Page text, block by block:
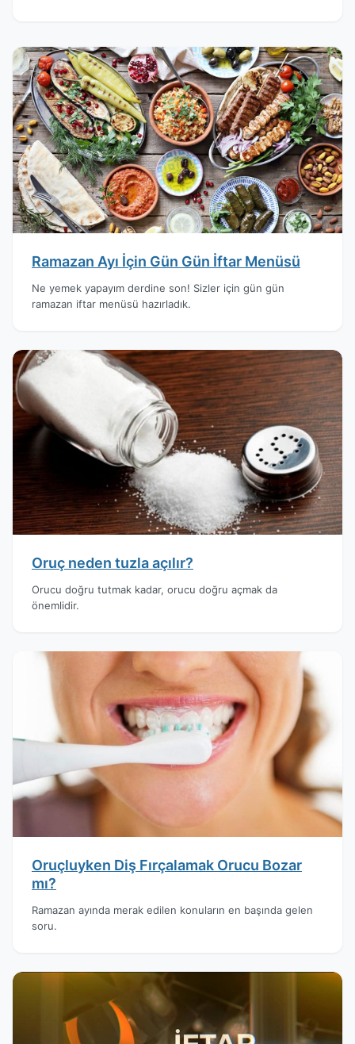
Ramazan Ayı İçin Gün Gün İftar Menüsü
Ne yemek yapayım derdine son! Sizler için gün gün
ramazan iftar menüsü hazırladık.
Oruç neden tuzla açılır?
Orucu doğru tutmak kadar, orucu doğru açmak da
önemlidir.
Oruçluyken Diş Fırçalamak Orucu Bozar
mı?
Ramazan ayında merak edilen konuların en başında gelen
soru.